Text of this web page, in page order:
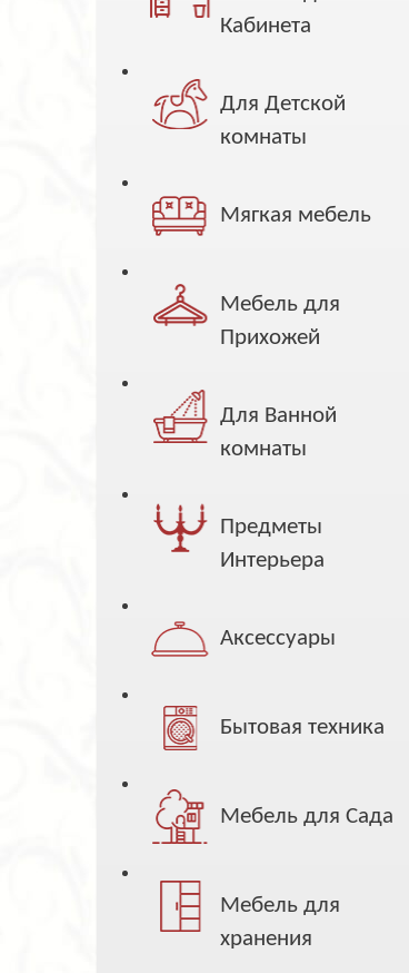
Кабинета
Для Детской
комнаты
Мягкая мебель
Мебель для
Прихожей
Для Ванной
комнаты
Предметы
Интерьера
Аксессуары
Бытовая техника
Мебель для Сада
Мебель для
хранения